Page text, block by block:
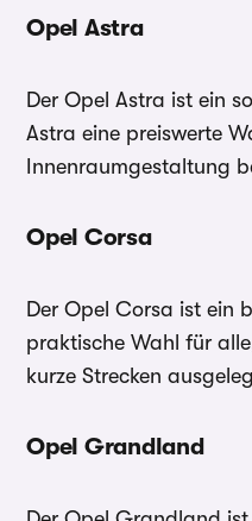
Opel Astra
Der Opel Astra ist ein
Astra eine preiswerte
Innenraumgestaltung
Opel Corsa
Der Opel Corsa ist ein
praktische Wahl für
kurze Strecken
Opel Grandland